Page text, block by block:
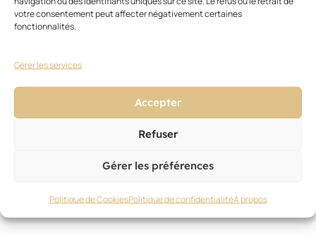
votre consentement peut affecter négativement certaines
fonctionnalités.
Gérer les services
Accepter
Refuser
Gérer les préférences
Politique de CookiesPolitique de confidentialitéA propos
deux
coiffeurs
indépendants.
prévu
la
octobre.